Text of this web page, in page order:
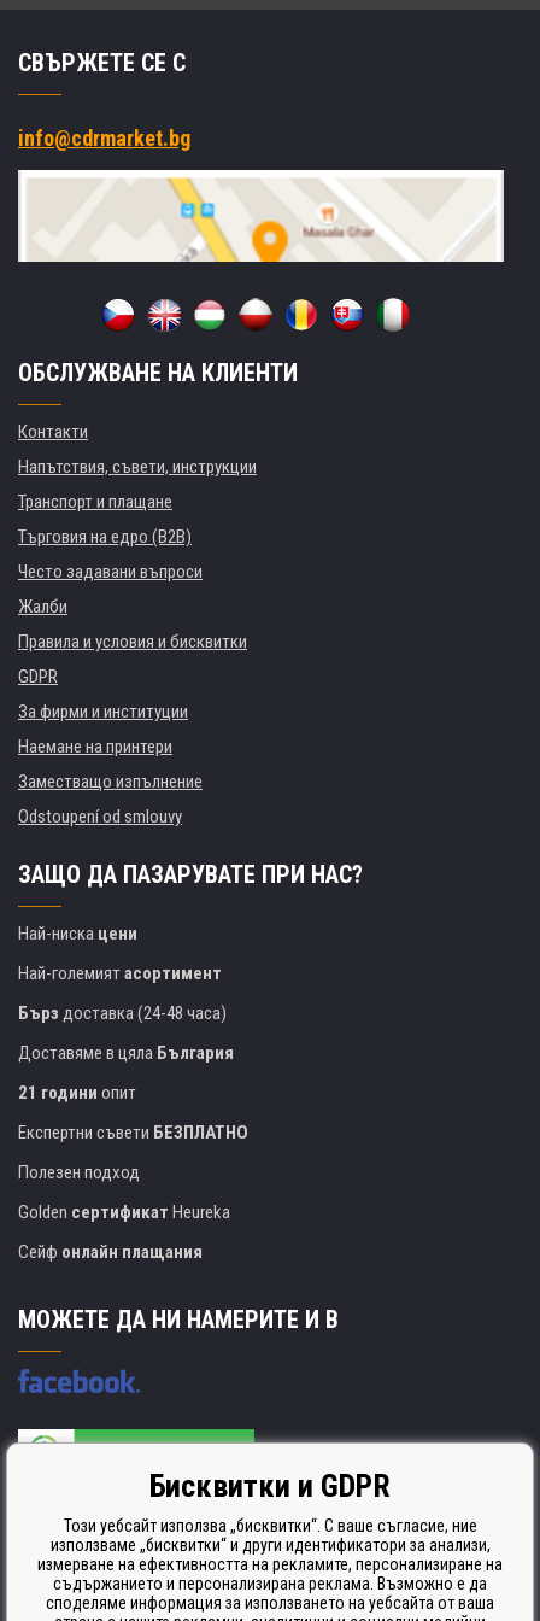
СВЪРЖЕТЕ СЕ С
info@cdrmarket.bg
ОБСЛУЖВАНЕ НА КЛИЕНТИ
Контакти
Напътствия, съвети, инструкции
Транспорт и плащане
Търговия на едро (B2B)
Често задавани въпроси
Жалби
Правила и условия и бисквитки
GDPR
За фирми и институции
Наемане на принтери
Заместващо изпълнение
Odstoupení od smlouvy
ЗАЩО ДА ПАЗАРУВАТЕ ПРИ НАС?
Най-ниска цени
Най-големиятасортимент
Бърз доставка (24-48 часа)
Доставяме в цяла България
21 години опит
Експертни съвети БЕЗПЛАТНО
Полезен подход
Golden сертификат Heureka
Сейф онлайн плащания
МОЖЕТЕ ДА НИ НАМЕРИТЕ И В
Производителят на касети е сертифициран
ISO 9001. ISO 14001 и STMC.
Бисквитки и GDPR
Този уебсайт използва „бисквитки“. С ваше съгласие, ние
използваме „бисквитки“ и други идентификатори за анализи,
измерване на ефективността на рекламите, персонализиране на
съдържанието и персонализирана реклама. Възможно е да
споделяме информация за използването на уебсайта от ваша